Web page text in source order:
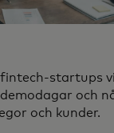
startups
och
och kunder.